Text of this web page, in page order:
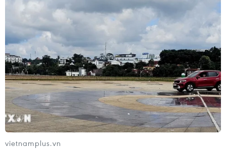
vietnamplus.vn